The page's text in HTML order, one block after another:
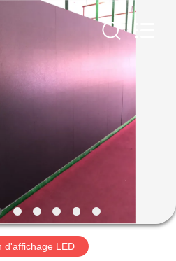
d'affichage LED